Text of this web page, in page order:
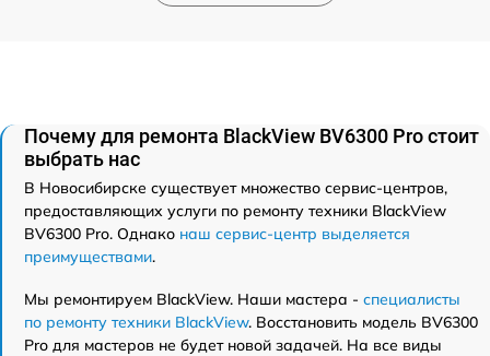
Почему для ремонта BlackView BV6300 Pro стоит
выбрать нас
В Новосибирске существует множество сервис-центров,
предоставляющих услуги по ремонту техники BlackView
BV6300 Pro. Однако наш сервис-центр выделяется
преимуществами.
Мы ремонтируем BlackView. Наши мастера - специалисты
по ремонту техники BlackView. Восстановить модель BV6300
Pro для мастеров не будет новой задачей. На все виды